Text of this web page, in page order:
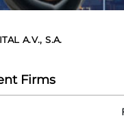
A.V., S.A.
Firms